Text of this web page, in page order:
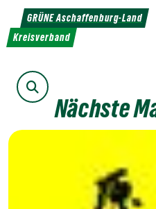
Weiter
zum
Inhalt
GRÜNE Aschaffenburg-Land
Kreisverband
Suche
Nächste